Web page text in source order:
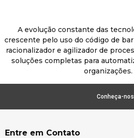
A evolução constante das
crescente pelo uso do código de
racionalizador e agilizador de
soluções completas para
organizações.
Conheça-nos
Entre em Contato